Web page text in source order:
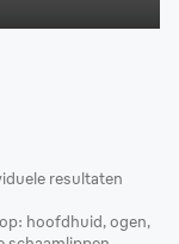
resultaten
hoofdhuid, ogen,